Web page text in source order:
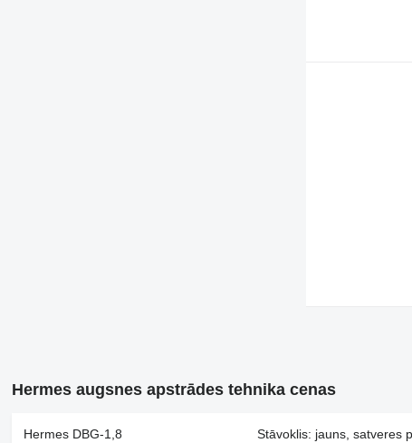
Hermes augsnes apstrādes tehnika cenas
Hermes DBG-1,8 Stāvoklis: jauns, satveres